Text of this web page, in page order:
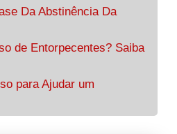
Da Abstinência Da
de Entorpecentes? Saiba
para Ajudar um